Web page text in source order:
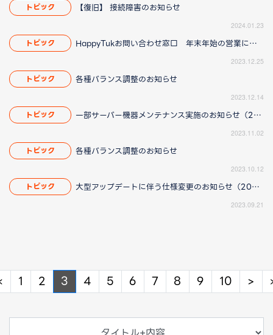
トピック 【復旧】 接続障害のお知らせ
2024.01.23
トピック HappyTukお問い合わせ窓口 年末年始の営業について
2023.12.25
トピック 各種バランス調整のお知らせ
2023.12.14
トピック 一部サーバー機器メンテナンス実施のお知らせ（2023/11/06 11:15更新）
2023.11.02
トピック 各種バランス調整のお知らせ
2023.10.12
トピック 大型アップデートに伴う仕様変更のお知らせ（2023/10/12 17:00更新）
2023.09.21
Previous
1 2 3 4 5 6 7 8 9 10 >